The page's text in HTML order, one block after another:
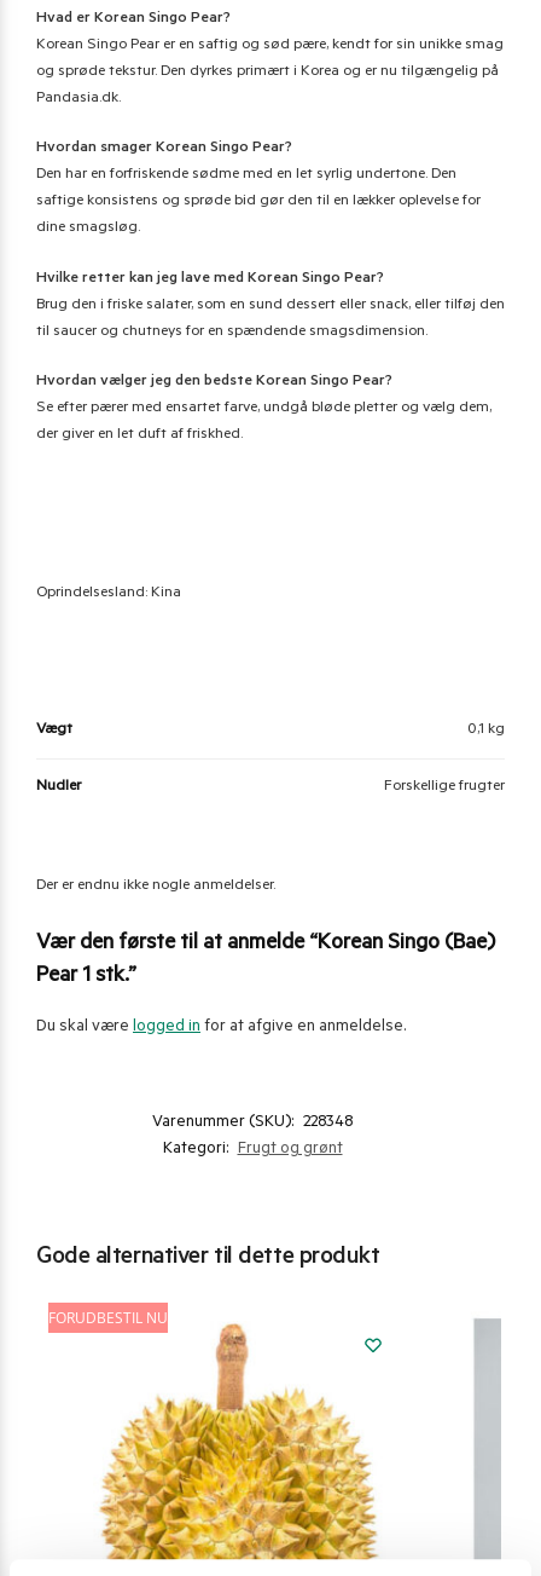
Hvad er Korean Singo Pear?
Korean Singo Pear er en saftig og sød pære, kendt for sin unikke smag
og sprøde tekstur. Den dyrkes primært i Korea og er nu tilgængelig på
Pandasia.dk.
Hvordan smager Korean Singo Pear?
Den har en forfriskende sødme med en let syrlig undertone. Den
saftige konsistens og sprøde bid gør den til en lækker oplevelse for
dine smagsløg.
Hvilke retter kan jeg lave med Korean Singo Pear?
Brug den i friske salater, som en sund dessert eller snack, eller tilføj den
til saucer og chutneys for en spændende smagsdimension.
Hvordan vælger jeg den bedste Korean Singo Pear?
Se efter pærer med ensartet farve, undgå bløde pletter og vælg dem,
der giver en let duft af friskhed.
Oprindelsesland: Kina
Vægt 0,1 kg
Nudler Forskellige frugter
Der er endnu ikke nogle anmeldelser.
Vær den første til at anmelde “Korean Singo (Bae)
Pear 1 stk.”
Du skal være logged in for at afgive en anmeldelse.
Varenummer (SKU): 228348
Kategori: Frugt og grønt
Gode alternativer til dette produkt
FORUDBESTIL NU